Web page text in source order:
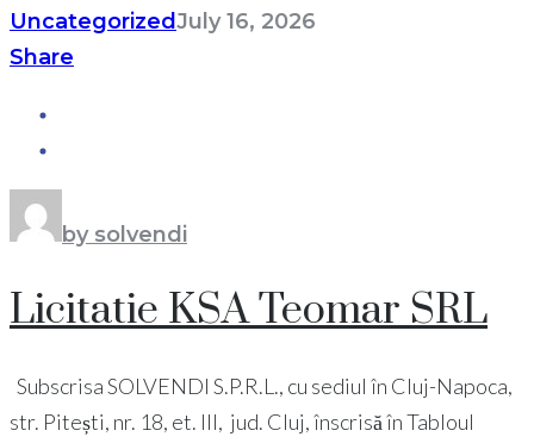
UncategorizedJuly 16, 2026
Share
by solvendi
Licitatie KSA Teomar SRL
Subscrisa SOLVENDI S.P.R.L., cu sediul în Cluj-Napoca,
str. Pitești, nr. 18, et. III, jud. Cluj, înscrisă în Tabloul